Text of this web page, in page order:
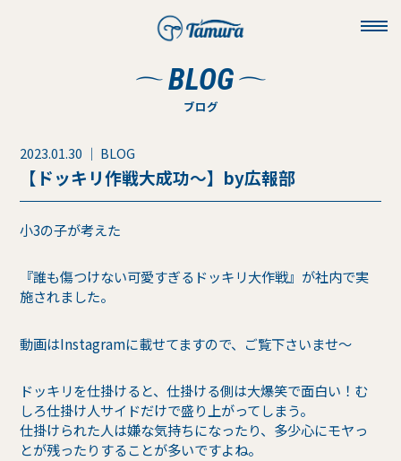
BLOG
ブログ
2023.01.30 ｜ BLOG
【ドッキリ作戦大成功～】by広報部
小3の子が考えた
『誰も傷つけない可愛すぎるドッキリ大作戦』が社内で実
施されました。
動画はInstagramに載せてますので、ご覧下さいませ～
ドッキリを仕掛けると、仕掛ける側は大爆笑で面白い！む
しろ仕掛け人サイドだけで盛り上がってしまう。
仕掛けられた人は嫌な気持ちになったり、多少心にモヤっ
とが残ったりすることが多いですよね。